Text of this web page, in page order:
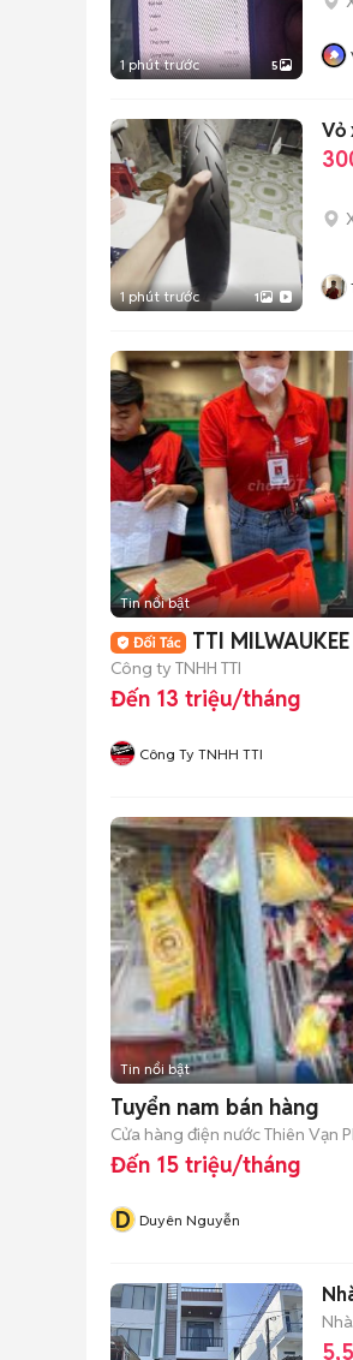
1 phút trước 5
1 phút trước 1
Vỏ
Tin nổi bật
TTI
Công ty TNHH TTI
Đến 13 triệu/tháng
Công Ty TNHH TTI
Tin nổi bật
Tuyển nam bán hàng
Cửa hàng điện nước Thiên Vạn
Đến 15 triệu/tháng
D Duyên Nguyễn